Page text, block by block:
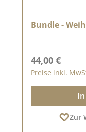
Bundle -
Regulärer
44,00 €
Preise inkl.
Zur